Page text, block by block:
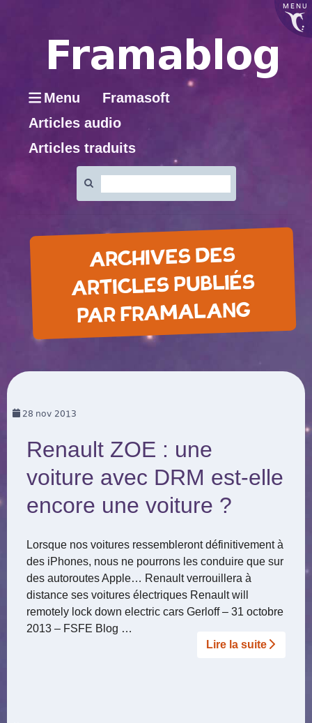
MENU
Menu
Framasoft
Articles audio
Articles traduits
:
ARCHIVES DES
ARTICLES PUBLIÉS
PAR FRAMALANG
28 nov 2013
Renault ZOE : une
voiture avec DRM est-elle
encore une voiture ?
Lorsque nos voitures ressembleront définitivement à
des iPhones, nous ne pourrons les conduire que sur
des autoroutes Apple… Renault verrouillera à
distance ses voitures électriques Renault will
remotely lock down electric cars Gerloff – 31 octobre
2013 – FSFE Blog …
Lire la suite­­